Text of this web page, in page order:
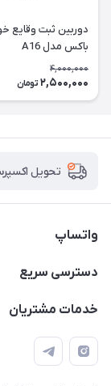
دوربین ثبت وقایع
باکس مدل A16
4,000,000
2,500,000 تومان
تحویل
واتساپ
09933276933 واتس اپ و اینستاگرام - فقط
دسترسی سریع
حساب کاربری
لیست محصولات
خدمات مشتریان
قوانین و مقررات
حریم خصوصی